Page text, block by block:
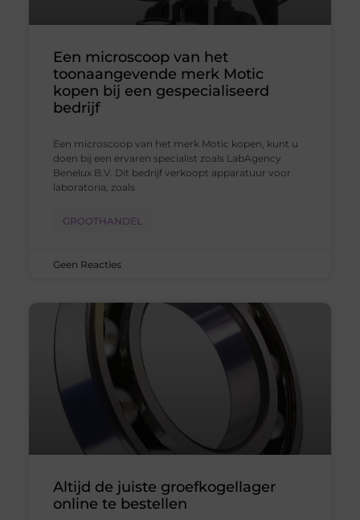
Een microscoop van het
toonaangevende merk Motic
kopen bij een gespecialiseerd
bedrijf
Een microscoop van het merk Motic kopen, kunt u
doen bij een ervaren specialist zoals LabAgency
Benelux B.V. Dit bedrijf verkoopt apparatuur voor
laboratoria, zoals
GROOTHANDEL
Geen Reacties
Altijd de juiste groefkogellager
online te bestellen